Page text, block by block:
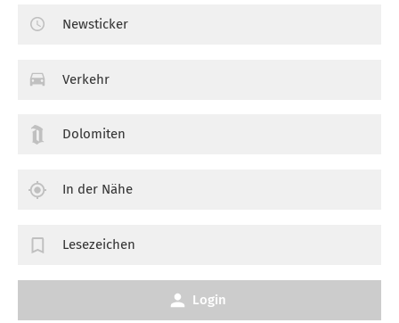
Newsticker
Verkehr
Dolomiten
In der Nähe
Lesezeichen
Login